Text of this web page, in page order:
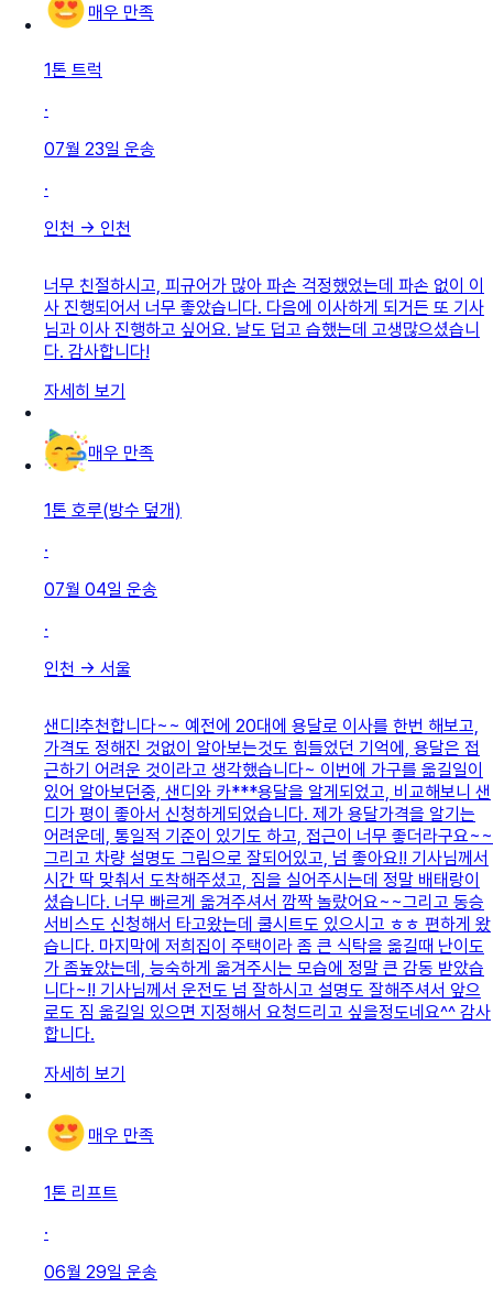
매우 만족
1톤 트럭
·
07월 23일 운송
·
인천 → 인천
너무 친절하시고, 피규어가 많아 파손 걱정했었는데 파손 없이 이
사 진행되어서 너무 좋았습니다. 다음에 이사하게 되거든 또 기사
님과 이사 진행하고 싶어요. 날도 덥고 습했는데 고생많으셨습니
다. 감사합니다!
자세히 보기
매우 만족
1톤 호루(방수 덮개)
·
07월 04일 운송
·
인천 → 서울
샌디!추천합니다~~ 예전에 20대에 용달로 이사를 한번 해보고,
가격도 정해진 것없이 알아보는것도 힘들었던 기억에, 용달은 접
근하기 어려운 것이라고 생각했습니다~ 이번에 가구를 옮길일이
있어 알아보던중, 샌디와 카***용달을 알게되었고, 비교해보니 샌
디가 평이 좋아서 신청하게되었습니다. 제가 용달가격을 알기는
어려운데, 통일적 기준이 있기도 하고, 접근이 너무 좋더라구요~~
그리고 차량 설명도 그림으로 잘되어있고, 넘 좋아요!! 기사님께서
시간 딱 맞춰서 도착해주셨고, 짐을 실어주시는데 정말 배태랑이
셨습니다. 너무 빠르게 옮겨주셔서 깜짝 놀랐어요~~그리고 동승
서비스도 신청해서 타고왔는데 쿨시트도 있으시고 ㅎㅎ 편하게 왔
습니다. 마지막에 저희집이 주택이라 좀 큰 식탁을 옮길때 난이도
가 좀높았는데, 능숙하게 옮겨주시는 모습에 정말 큰 감동 받았습
니다~!! 기사님께서 운전도 넘 잘하시고 설명도 잘해주셔서 앞으
로도 짐 옮길일 있으면 지정해서 요청드리고 싶을정도네요^^ 감사
합니다.
자세히 보기
매우 만족
1톤 리프트
·
06월 29일 운송